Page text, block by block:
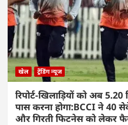
खेल ट्रेंडिंग न्यूज
रिपोर्ट-खिलाड़ियों को अब
पास करना होगा:BCCI ने 40
और गिरती फिटनेस को लेकर